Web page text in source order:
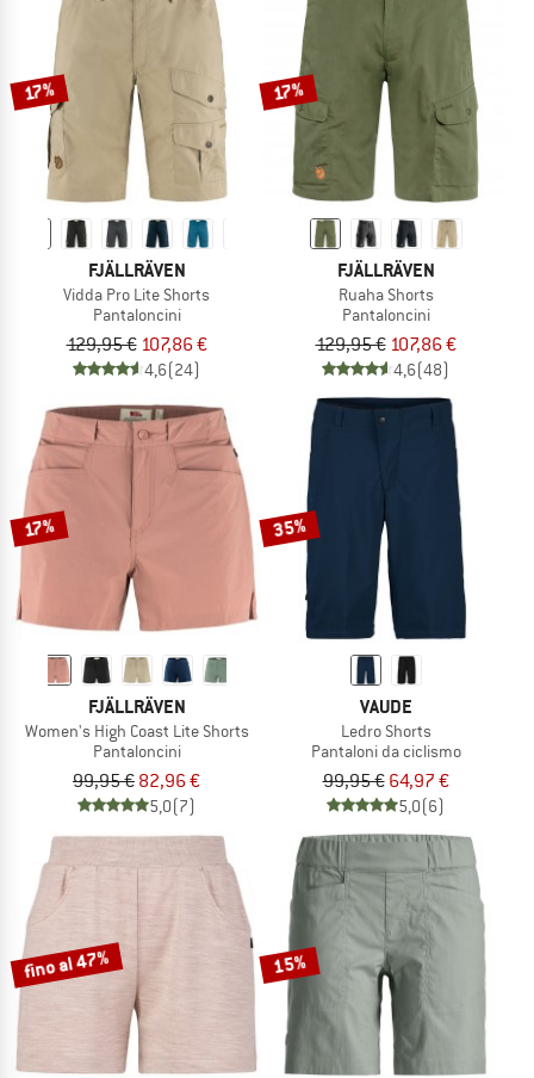
17%
FJÄLLRÄVEN
Vidda Pro Lite Shorts
Pantaloncini
129,95 € 107,86 €
4,6(24)
17%
FJÄLLRÄVEN
Ruaha Shorts
Pantaloncini
129,95 € 107,86 €
4,6(48)
17%
FJÄLLRÄVEN
Women's High Coast Lite Shorts
Pantaloncini
99,95 € 82,96 €
5,0(7)
35%
VAUDE
Ledro Shorts
Pantaloni da ciclismo
99,95 € 64,97 €
5,0(6)
fino al 47% 15%